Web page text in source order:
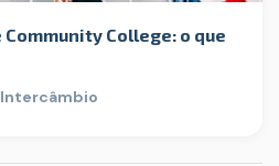
College: o que